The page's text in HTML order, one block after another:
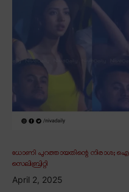
ധോണി പുറത്തായതിന്റെ നിരാശ;
സെലിബ്രിറ്റി
April 2, 2025